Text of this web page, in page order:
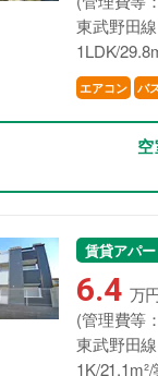
東武野田
1LDK/
エアコン バ
賃貸アパー
6.4 万
(管理費等
東武野田
1K/